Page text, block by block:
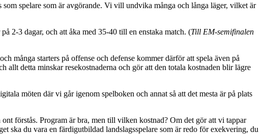
spelare som är avgörande. Vi vill undvika många och långa läger, vilket är
2-3 dagar, och att åka med 35-40 till en enstaka match. (Till EM-semifinalen
många starters på offense och defense kommer därför att spela även på
detta minskar resekostnaderna och gör att den totala kostnaden blir lägre
möten där vi går igenom spelboken och annat så att det mesta är på plats
förstås. Program är bra, men till vilken kostnad? Om det gör att vi tappar
ska du vara en färdigutbildad landslagsspelare som är redo för exekvering, du